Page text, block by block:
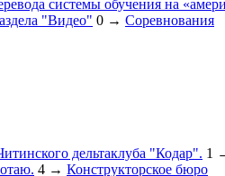
системы обучения на
"Видео" 0 → Соревнования
дельтаклуба "Кодар". 1
4 → Конструкторское бюро